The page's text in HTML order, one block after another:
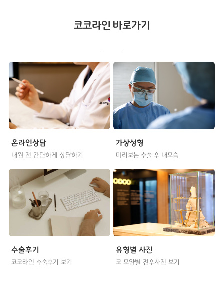
코코라인 바로가기
온라인상담
내원 전 간단하게 상담하기
가상성형
미리보는 수술 후 내모습
수술후기
코코라인 수술후기 보기
유형별 사진
코 모양별 전후사진 보기